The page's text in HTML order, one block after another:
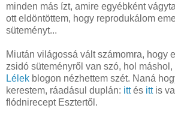
minden más ízt, amire egyébként
ott eldöntöttem, hogy reprodukálom
süteményt...
Miután világossá vált számomra, hogy
zsidó süteményről van szó, hol máshol,
Lélek blogon nézhettem szét. Naná
kerestem, ráadásul duplán: ittés ittis
flódnirecept Esztertől.